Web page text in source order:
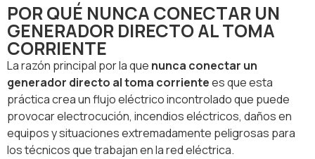
POR QUÉ NUNCA CONECTAR UN
GENERADOR DIRECTO AL TOMA
CORRIENTE
La razón principal por la que nunca conectar un
generador directo al toma corrientees que esta
práctica crea un flujo eléctrico incontrolado que puede
provocar electrocución, incendios eléctricos, daños en
equipos y situaciones extremadamente peligrosas para
los técnicos que trabajan en la red eléctrica.